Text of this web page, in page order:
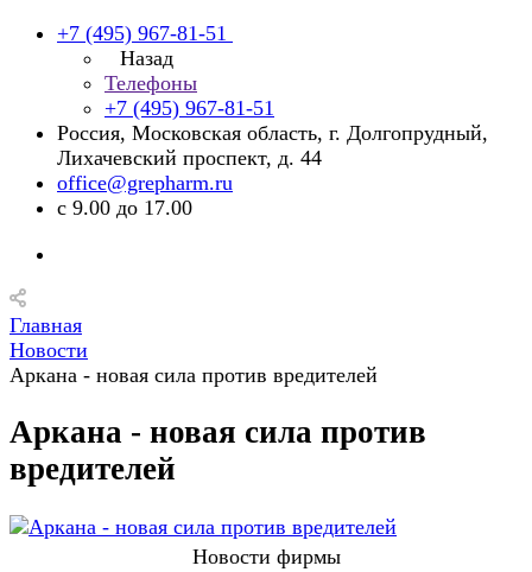
+7 (495) 967-81-51
Назад
Телефоны
+7 (495) 967-81-51
Россия, Московская область, г. Долгопрудный,
Лихачевский проспект, д. 44
office@grepharm.ru
с 9.00 до 17.00
Главная
Новости
Аркана - новая сила против вредителей
Аркана - новая сила против
вредителей
Новости фирмы